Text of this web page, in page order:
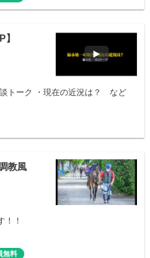
トーク ・現在の近況は？ など
教風
！！
無料